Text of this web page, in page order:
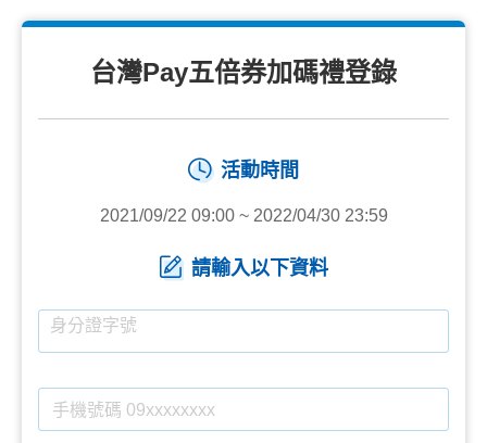
台灣Pay五倍券加碼禮登錄
活動時間
2021/09/22 09:00 ~ 2022/04/30 23:59
請輸入以下資料